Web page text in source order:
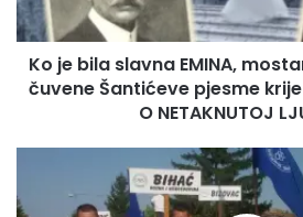
s
M
Ko je bila slavna EMINA,
čuvene Šantićeve pjesme krije
O NETAKNUTOJ
e